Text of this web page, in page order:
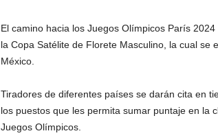
El camino hacia los Juegos Olímpicos París
la Copa Satélite de Florete Masculino, la cual se
México.
Tiradores de diferentes países se darán cita en
los puestos que les permita sumar puntaje en la
Juegos Olímpicos.